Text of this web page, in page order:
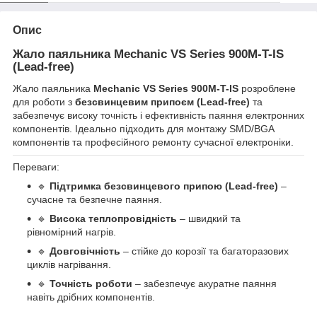
Опис
Жало паяльника Mechanic VS Series 900M-T-IS
(Lead-free)
Жало паяльника Mechanic VS Series 900M-T-IS розроблене
для роботи з безсвинцевим припоєм (Lead-free) та
забезпечує високу точність і ефективність паяння електронних
компонентів. Ідеально підходить для монтажу SMD/BGA
компонентів та професійного ремонту сучасної електроніки.
Переваги:
🔹 Підтримка безсвинцевого припою (Lead-free) –
сучасне та безпечне паяння.
🔹 Висока теплопровідність – швидкий та
рівномірний нагрів.
🔹 Довговічність – стійке до корозії та багаторазових
циклів нагрівання.
🔹 Точність роботи – забезпечує акуратне паяння
навіть дрібних компонентів.